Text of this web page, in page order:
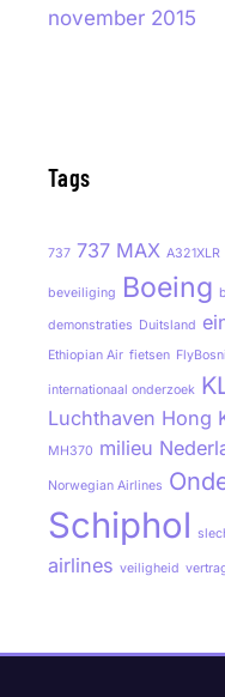
november 2015
Tags
737 737 MAX A321XLR
beveiliging Boeing
demonstraties Duitsland
Ethiopian Air fietsen
internationaal onderzoek
Luchthaven Hong
MH370 milieu
Norwegian Airlines
Schiphol
airlines veiligheid